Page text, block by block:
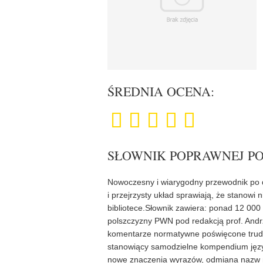
ŚREDNIA OCENA:
SŁOWNIK POPRAWNEJ
Nowoczesny i wiarygodny przewodnik
i przejrzysty układ sprawiają, że stanowi
bibliotece.Słownik zawiera: ponad 12
polszczyzny PWN pod redakcją prof.
komentarze normatywne poświęcone
stanowiący samodzielne kompendium
nowe znaczenia wyrazów, odmiana